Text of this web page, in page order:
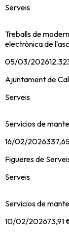
Serveis
Treballs de
electrònica de
05/03/2026
Ajuntament de
Serveis
Servicios de
16/02/2026
Figueres de
Serveis
Servicios de
10/02/202673,91